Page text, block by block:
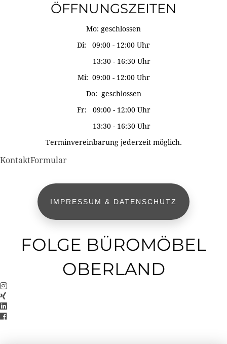
ÖFFNUNGSZEITEN
Mo: geschlossen
Di: 09:00 - 12:00 Uhr
13:30 - 16:30 Uhr
Mi: 09:00 - 12:00 Uhr
Do: geschlossen
Fr: 09:00 - 12:00 Uhr
13:30 - 16:30 Uhr
Terminvereinbarung jederzeit möglich.
KontaktFormular
IMPRESSUM & DATENSCHUTZ
FOLGE BÜROMÖBEL
OBERLAND